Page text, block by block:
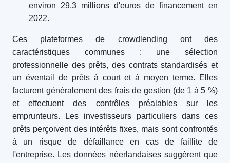
environ 29,3 millions d'euros de financement en
2022.
Ces plateformes de crowdlending ont des
caractéristiques communes : une sélection
professionnelle des prêts, des contrats standardisés et
un éventail de prêts à court et à moyen terme. Elles
facturent généralement des frais de gestion (de 1 à 5 %)
et effectuent des contrôles préalables sur les
emprunteurs. Les investisseurs particuliers dans ces
prêts perçoivent des intérêts fixes, mais sont confrontés
à un risque de défaillance en cas de faillite de
l'entreprise. Les données néerlandaises suggèrent que